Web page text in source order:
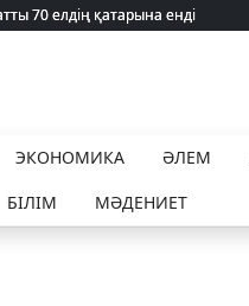
70 елдің қатарына енді
70 елдің қатарына енді
ЭКОНОМИКА ӘЛЕМ
БІЛІМ МӘДЕНИЕТ